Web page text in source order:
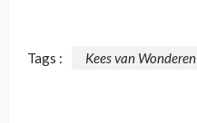
Tags : Kees van Wonderen